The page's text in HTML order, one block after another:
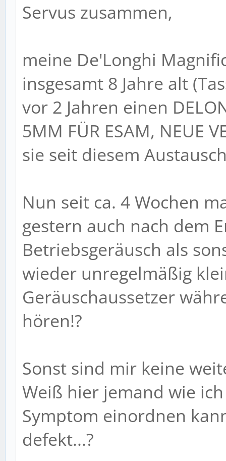
Servus zusammen,
meine De'Longhi
insgesamt 8 Jahre alt
vor 2 Jahren einen
5MM FÜR ESAM, NEUE
sie seit diesem
Nun seit ca. 4 Wochen
gestern auch nach dem
Betriebsgeräusch als
wieder unregelmäßig
Geräuschaussetzer
hören!?
Sonst sind mir keine
Weiß hier jemand wie
Symptom einordnen
defekt...?